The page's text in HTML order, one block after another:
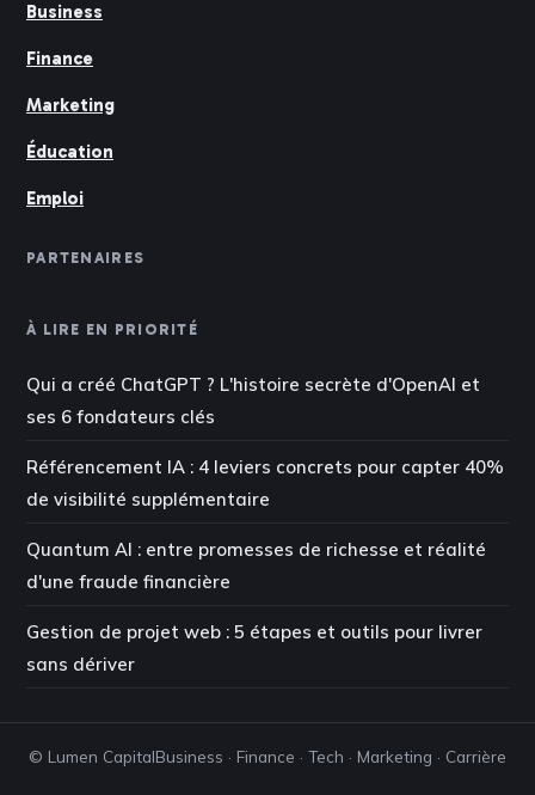
Business
Finance
Marketing
Éducation
Emploi
PARTENAIRES
À LIRE EN PRIORITÉ
Qui a créé ChatGPT ? L'histoire secrète d'OpenAI et
ses 6 fondateurs clés
Référencement IA : 4 leviers concrets pour capter 40%
de visibilité supplémentaire
Quantum AI : entre promesses de richesse et réalité
d'une fraude financière
Gestion de projet web : 5 étapes et outils pour livrer
sans dériver
© Lumen CapitalBusiness · Finance · Tech · Marketing · Carrière